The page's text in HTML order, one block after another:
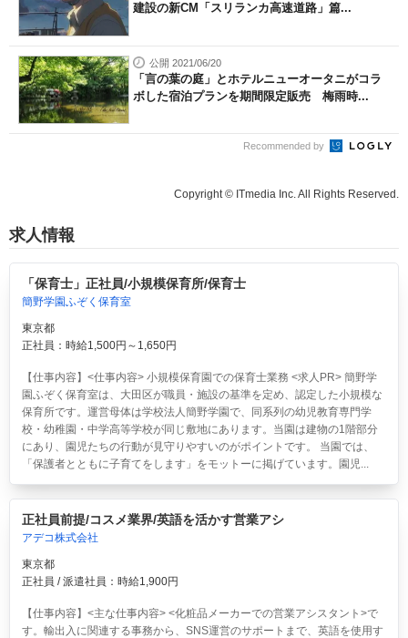
建設の新CM「スリランカ高速道路」篇...
公開 2021/06/20
「言の葉の庭」とホテルニューオータニがコラ
ボした宿泊プランを期間限定販売 梅雨時...
Recommended by
Copyright © ITmedia Inc. All Rights Reserved.
求人情報
「保育士」正社員/小規模保育所/保育士
簡野学園ふぞく保育室
東京都
正社員：時給1,500円～1,650円
【仕事内容】<仕事内容> 小規模保育園での保育士業務 <求人PR> 簡野学
園ふぞく保育室は、大田区が職員・施設の基準を定め、認定した小規模な
保育所です。運営母体は学校法人簡野学園で、同系列の幼児教育専門学
校・幼稚園・中学高等学校が同じ敷地にあります。当園は建物の1階部分
にあり、園児たちの行動が見守りやすいのがポイントです。 当園では、
「保護者とともに子育てをします」をモットーに掲げています。園児...
正社員前提/コスメ業界/英語を活かす営業アシ
アデコ株式会社
東京都
正社員 / 派遣社員：時給1,900円
【仕事内容】<主な仕事内容> <化粧品メーカーでの営業アシスタント>で
す。輸出入に関連する事務から、SNS運営のサポートまで、英語を使用す